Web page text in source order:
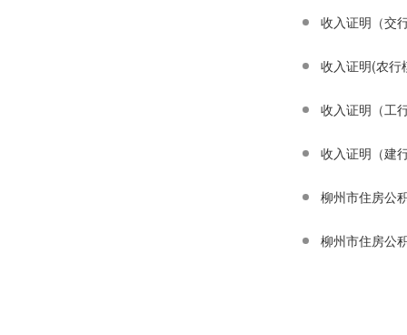
收入证明（交
收入证明(农行
收入证明（工
收入证明（建
柳州市住房公
柳州市住房公